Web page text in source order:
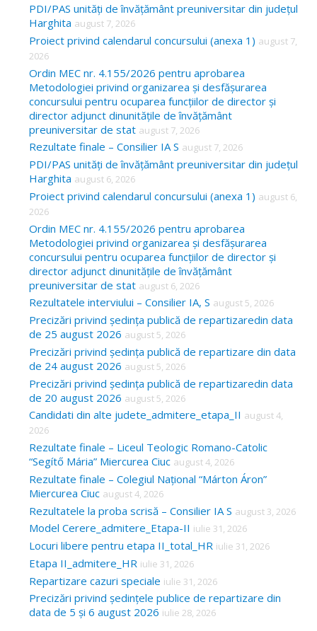
c
h
f
o
r
PDI/PAS unități de învățământ preuniversitar din județul
Harghita august 7, 2026
Proiect privind calendarul concursului (anexa 1) august 7,
2026
Ordin MEC nr. 4.155/2026 pentru aprobarea
Metodologiei privind organizarea și desfășurarea
concursului pentru ocuparea funcțiilor de director și
director adjunct dinunitățile de învățământ
preuniversitar de stat august 7, 2026
Rezultate finale – Consilier IA S august 7, 2026
PDI/PAS unități de învățământ preuniversitar din județul
Harghita august 6, 2026
Proiect privind calendarul concursului (anexa 1) august 6,
2026
Ordin MEC nr. 4.155/2026 pentru aprobarea
Metodologiei privind organizarea și desfășurarea
concursului pentru ocuparea funcțiilor de director și
director adjunct dinunitățile de învățământ
preuniversitar de stat august 6, 2026
Rezultatele interviului – Consilier IA, S august 5, 2026
Precizări privind ședința publică de repartizaredin data
de 25 august 2026 august 5, 2026
Precizări privind ședința publică de repartizare din data
de 24 august 2026 august 5, 2026
Precizări privind ședința publică de repartizaredin data
de 20 august 2026 august 5, 2026
Candidati din alte judete_admitere_etapa_II august 4,
2026
Rezultate finale – Liceul Teologic Romano-Catolic
“Segítő Mária” Miercurea Ciuc august 4, 2026
Rezultate finale – Colegiul Național “Márton Áron”
Miercurea Ciuc august 4, 2026
Rezultatele la proba scrisă – Consilier IA S august 3, 2026
Model Cerere_admitere_Etapa-II iulie 31, 2026
Locuri libere pentru etapa II_total_HR iulie 31, 2026
Etapa II_admitere_HR iulie 31, 2026
Repartizare cazuri speciale iulie 31, 2026
Precizări privind ședințele publice de repartizare din
data de 5 și 6 august 2026 iulie 28, 2026